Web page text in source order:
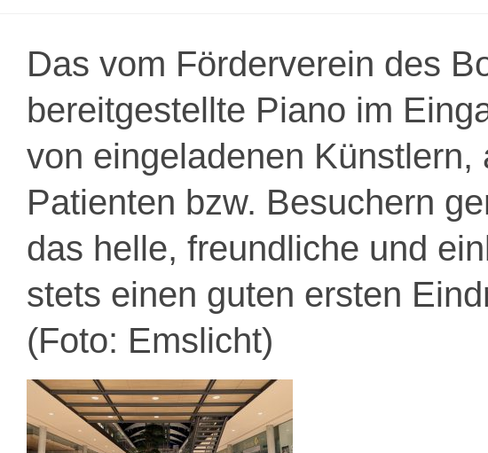
Das vom Förderverein des
bereitgestellte Piano im
von eingeladenen Künstlern,
Patienten bzw. Besuchern
das helle, freundliche und
stets einen guten ersten
(Foto: Emslicht)